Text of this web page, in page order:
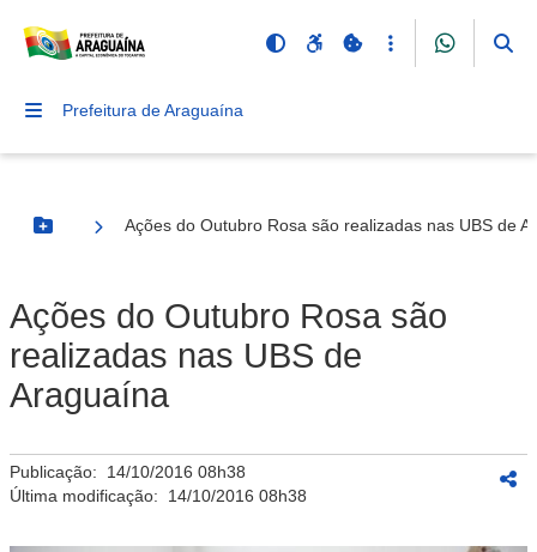
Prefeitura de Araguaína
Botão Menu
Ações do Outubro Rosa são realizadas nas UBS de
Ações do Outubro Rosa são
realizadas nas UBS de
Araguaína
Publicação: 14/10/2016 08h38
Última modificação: 14/10/2016 08h38